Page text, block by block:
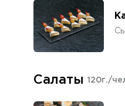
Салаты 120г./